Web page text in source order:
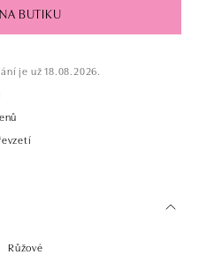
BUTIKU
je už 18.08.2026.
Růžové